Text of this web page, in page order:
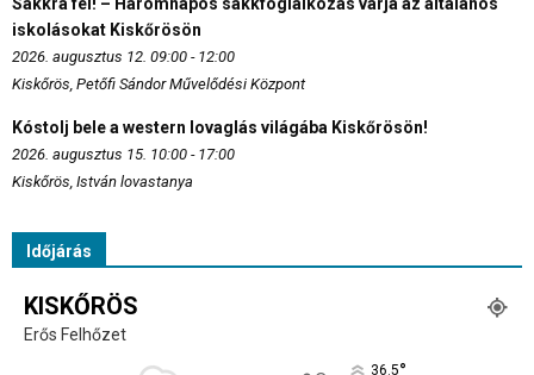
iskolásokat Kiskőrösön
2026. augusztus 12. 09:00 - 12:00
Kiskőrös, Petőfi Sándor Művelődési Központ
Kóstolj bele a western lovaglás világába Kiskőrösön!
2026. augusztus 15. 10:00 - 17:00
Kiskőrös, István lovastanya
Időjárás
KISKŐRÖS
Erős Felhőzet
36.5